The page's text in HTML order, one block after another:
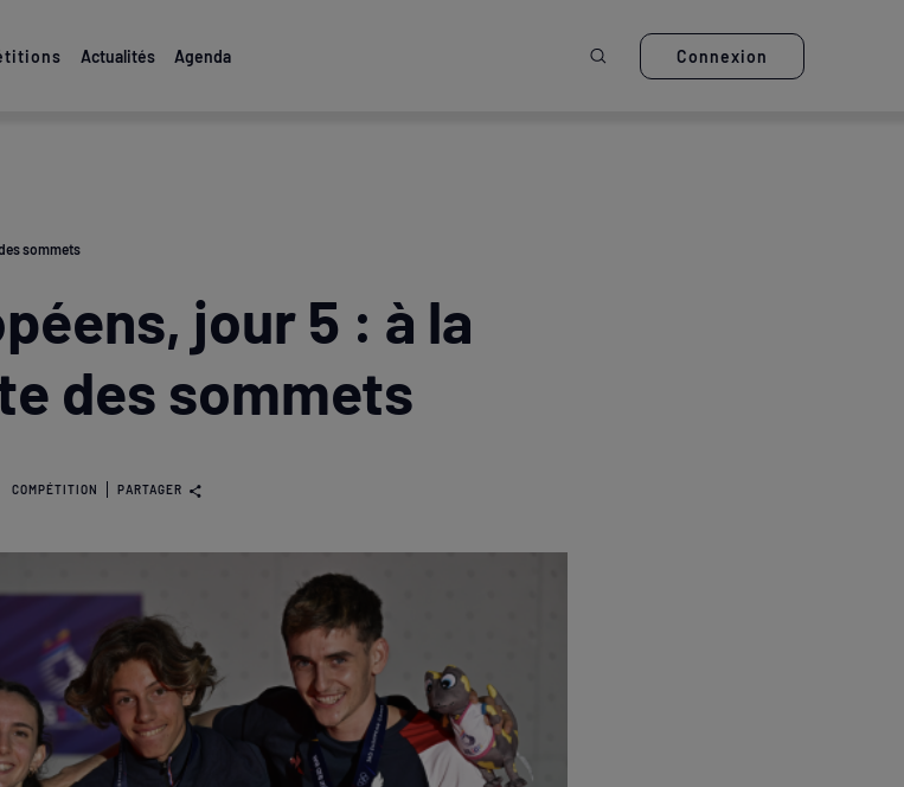
Actualités Agenda Ouvrir la recherche
Connexion
sommets
jour 5 : à la
des sommets
COMPÉTITION PARTAGER